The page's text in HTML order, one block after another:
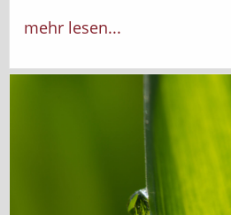
mehr lesen...